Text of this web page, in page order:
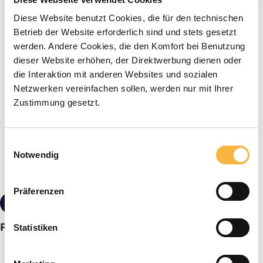
Diese Website benutzt Cookies, die für den technischen
Betrieb der Website erforderlich sind und stets gesetzt
werden. Andere Cookies, die den Komfort bei Benutzung
dieser Website erhöhen, der Direktwerbung dienen oder
die Interaktion mit anderen Websites und sozialen
Netzwerken vereinfachen sollen, werden nur mit Ihrer
Zustimmung gesetzt.
Notwendig
Präferenzen
Statistiken
FIX Kombi Schlüpfschleier